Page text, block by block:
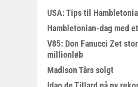
USA: Tips til
Hambletonian-dag med
V85: Don Fanucci Zet
millionløb
Madison Tårs solgt